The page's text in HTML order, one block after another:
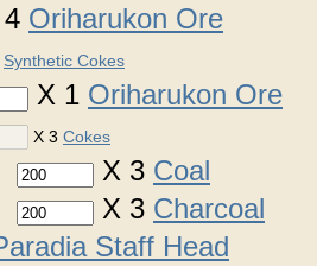
Oriharukon Ore
Synthetic Cokes
X 1 Oriharukon Ore
X 3 Cokes
X 3 Coal
X 3 Charcoal
Staff Head